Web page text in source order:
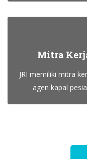
Mitra
JRI memiliki mitra
agen kapal